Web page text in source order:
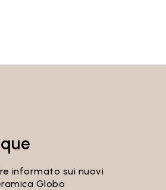
informato sui nuovi
Globo